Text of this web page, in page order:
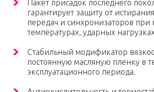
Пакет присадок последнего
гарантирует защиту от
передач и синхронизаторов при
температурах, ударных
Стабильный модификатор
постоянную масляную пленку в
эксплуатационного периода.